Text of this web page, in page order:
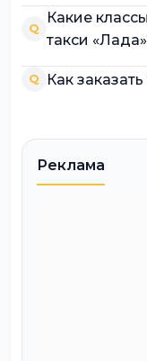
Q
Какие
такси
Q Как
Реклама